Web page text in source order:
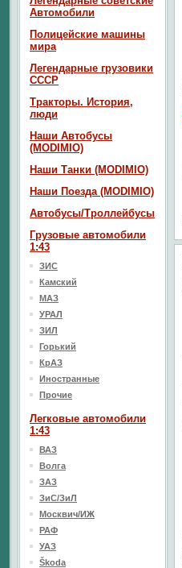
Автомобили
Полицейские машины
мира
Легендарные грузовики
СССР
Тракторы. История,
люди
Наши Автобусы
(MODIMIO)
Наши Танки (MODIMIO)
Наши Поезда (MODIMIO)
Автобусы/Троллейбусы
Грузовые автомобили
1:43
ЗИС
Камский
МАЗ
УРАЛ
ЗИЛ
Горький
КрАЗ
Иностранные
Прочие
Легковые автомобили
1:43
ВАЗ
Волга
ЗАЗ
ЗиС/ЗиЛ
Москвич/ИЖ
РАФ
УАЗ
Škoda